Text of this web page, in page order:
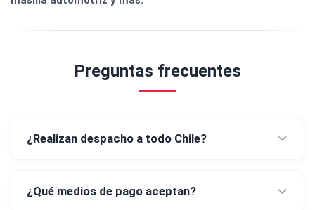
Preguntas frecuentes
¿Realizan despacho a todo Chile?
¿Qué medios de pago aceptan?